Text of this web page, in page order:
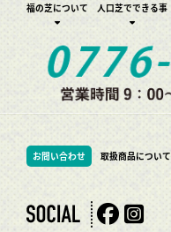
福の芝について 人口芝でできる事
お問い合わせ 取扱商品について